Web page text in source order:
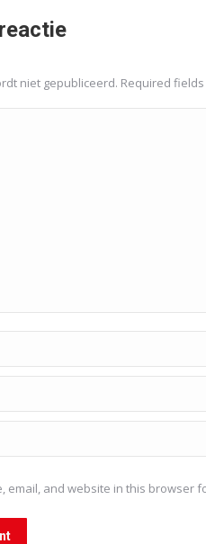
niet gepubliceerd. Required
email, and website in this browser